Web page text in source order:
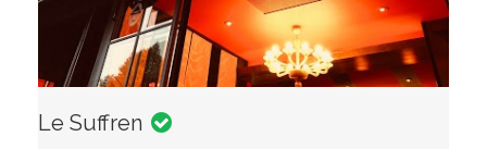
Le Suffren